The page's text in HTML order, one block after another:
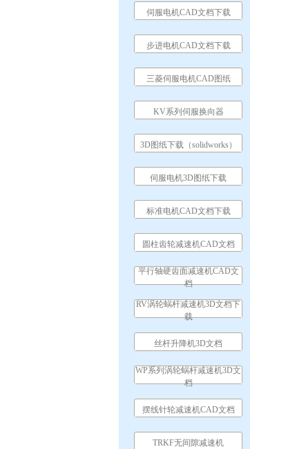
伺服电机CAD文档下载
步进电机CAD文档下载
三菱伺服电机CAD图纸
KV系列伺服换向器
3D图纸下载（solidworks）
伺服电机3D图纸下载
标准电机CAD文档下载
圆柱齿轮减速机CAD文档
平行轴硬齿面减速机CAD文
档
RV涡轮蜗杆减速机3D文档下
载
丝杆升降机3D文档
WP系列涡轮蜗杆减速机3D文
档
摆线针轮减速机CAD文档
TRKF无间隙减速机